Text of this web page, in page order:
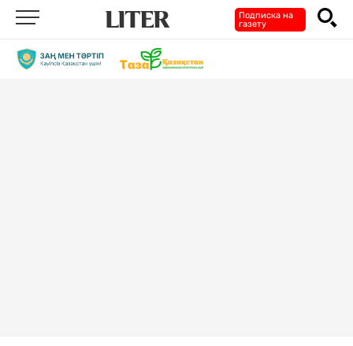
Подписка на
газету